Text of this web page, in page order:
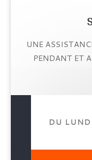
UNE
PENDANT ET
DU